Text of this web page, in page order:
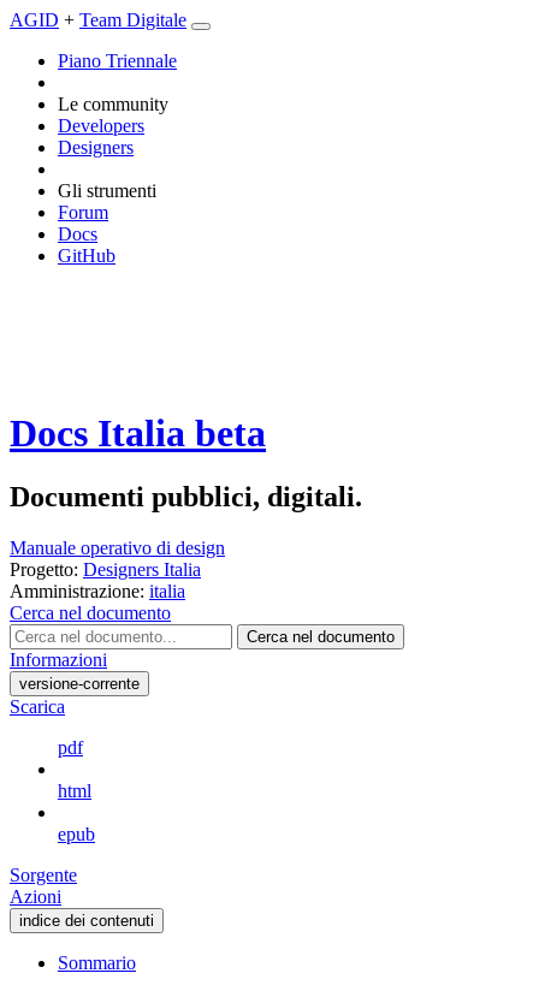
AGID + Team Digitale
Piano Triennale
Le community
Developers
Designers
Gli strumenti
Forum
Docs
GitHub
Docs Italia beta
Documenti pubblici, digitali.
Manuale operativo di design
Progetto: Designers Italia
Amministrazione: italia
Cerca nel documento
Cerca nel documento
Informazioni
versione-corrente
Scarica
pdf
html
epub
Sorgente
Azioni
indice dei contenuti
Sommario